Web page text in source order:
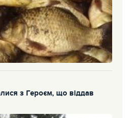
з Героєм, що віддав